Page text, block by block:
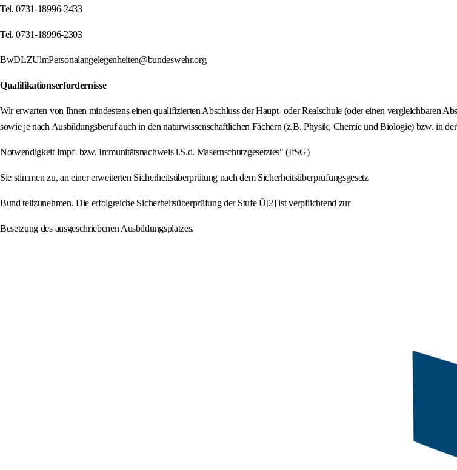
Tel. 0731-18996-2433
Tel. 0731-18996-2303
BwDLZUlmPersonalangelegenheiten@bundeswehr.org
Qualifikationserfordernisse
Wir erwarten von Ihnen mindestens einen qualifizierten Abschluss der Haupt- oder Realschule (oder einen vergleichbaren
sowie je nach Ausbildungsberuf auch in den naturwissenschaftlichen Fächern (z.B. Physik, Chemie und Biologie) bzw. in der
Notwendigkeit Impf- bzw. Immunitätsnachweis i.S.d. Masernschutzgesetztes" (IfSG)
Sie stimmen zu, an einer erweiterten Sicherheitsüberprütung nach dem Sicherheitsüberprüfungsgesetz
Bund teilzunehmen. Die erfolgreiche Sicherheitsüberprüfung der Stufe Ü[2] ist verpflichtend zur
Besetzung des ausgeschriebenen Ausbildungsplatzes.